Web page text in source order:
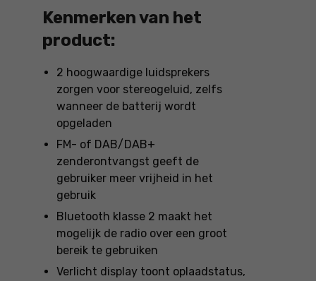
Kenmerken van het
product:
2 hoogwaardige luidsprekers
zorgen voor stereogeluid, zelfs
wanneer de batterij wordt
opgeladen
FM- of DAB/DAB+
zenderontvangst geeft de
gebruiker meer vrijheid in het
gebruik
Bluetooth klasse 2 maakt het
mogelijk de radio over een groot
bereik te gebruiken
Verlicht display toont oplaadstatus,